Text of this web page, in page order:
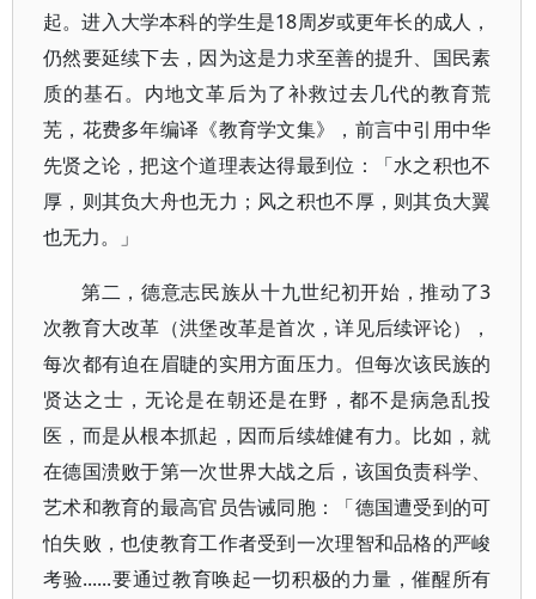
起。进入大学本科的学生是18周岁或更年长的成人，
仍然要延续下去，因为这是力求至善的提升、国民素
质的基石。内地文革后为了补救过去几代的教育荒
芜，花费多年编译《教育学文集》，前言中引用中华
先贤之论，把这个道理表达得最到位：「水之积也不
厚，则其负大舟也无力；风之积也不厚，则其负大翼
也无力。」
第二，德意志民族从十九世纪初开始，推动了3
次教育大改革（洪堡改革是首次，详见后续评论），
每次都有迫在眉睫的实用方面压力。但每次该民族的
贤达之士，无论是在朝还是在野，都不是病急乱投
医，而是从根本抓起，因而后续雄健有力。比如，就
在德国溃败于第一次世界大战之后，该国负责科学、
艺术和教育的最高官员告诫同胞：「德国遭受到的可
怕失败，也使教育工作者受到一次理智和品格的严峻
考验......要通过教育唤起一切积极的力量，催醒所有